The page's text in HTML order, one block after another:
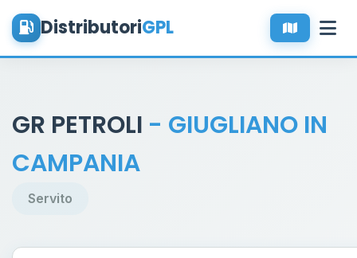
DistributoriGPL
GR PETROLI - GIUGLIANO IN
CAMPANIA
Servito